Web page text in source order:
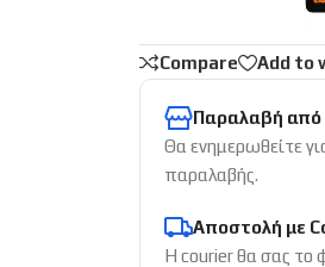
Compare Add to
Παραλαβή από
Θα ενημερωθείτε
παραλαβής.
Αποστολή με
Η courier θα σας το